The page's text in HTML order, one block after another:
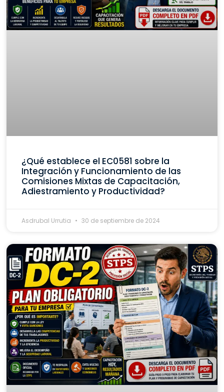
¿Qué establece el EC0581 sobre la
Integración y Funcionamiento de las
Comisiones Mixtas de Capacitación,
Adiestramiento y Productividad?
Asdrubal Urrutia 30 de septiembre de 2024